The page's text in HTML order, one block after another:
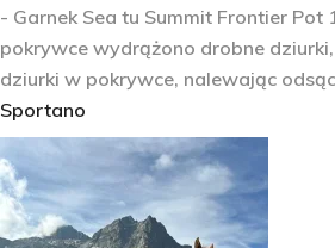
- Garnek Sea tu Summit Frontier
pokrywce wydrążono drobne
dziurki w pokrywce, nalewając
Sportano